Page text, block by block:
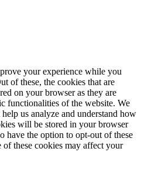
your experience while you
of these, the cookies that are
on your browser as they are
functionalities of the website. We
us analyze and understand how
will be stored in your browser
have the option to opt-out of these
these cookies may affect your